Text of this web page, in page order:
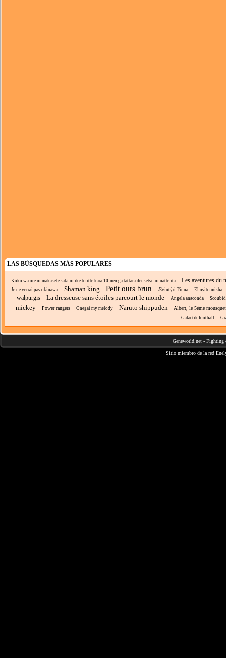
LAS BÚSQUEDAS MÁS POPULARES
Koko wa ore ni makasete saki ni ike to itte kara 10-nen ga tattara densetsu ni natte ita Les aventures du
Je ne verrai pas okinawa Shaman king Petit ours brun Ævintýri Tinna El osito misha
walpurgis La dresseuse sans étoiles parcourt le monde Angela anaconda
mickey Power rangers Onegai my melody Naruto shippuden Albert, le 5ème
Galactik football
Geneworld.net - Fighting
Sitio miembro de la red